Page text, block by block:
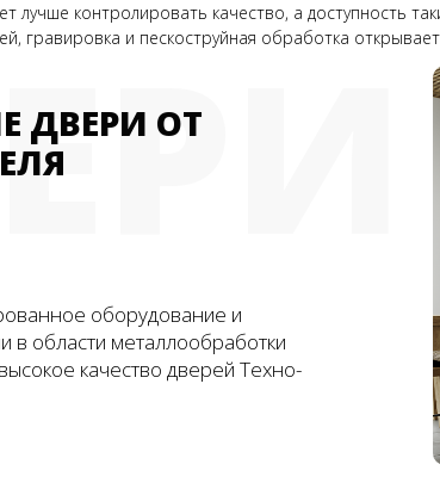
лучше контролировать качество, а доступность
гравировка и пескоструйная обработка
ДВЕРИ ОТ
оборудование и
в области металлообработки
качество дверей Техно-